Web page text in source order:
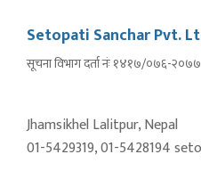
Setopati Sanchar Pvt.
सूचना विभाग दर्ता नंः १४१७/०७६-२०७७
Jhamsikhel Lalitpur, Nepal
01-5429319, 01-5428194